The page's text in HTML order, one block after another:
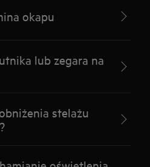
okapu
lub zegara na
stelażu